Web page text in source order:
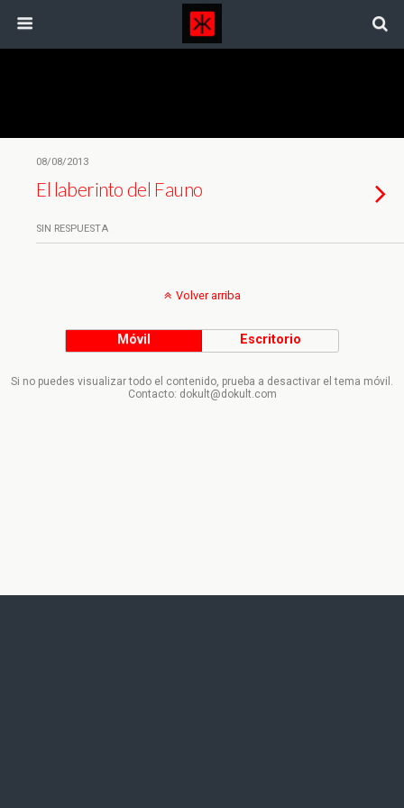
08/08/2013
El laberinto del Fauno
SIN RESPUESTA
Volver arriba
Móvil Escritorio
Si no puedes visualizar todo el contenido, prueba a desactivar el tema móvil.
Contacto: dokult@dokult.com